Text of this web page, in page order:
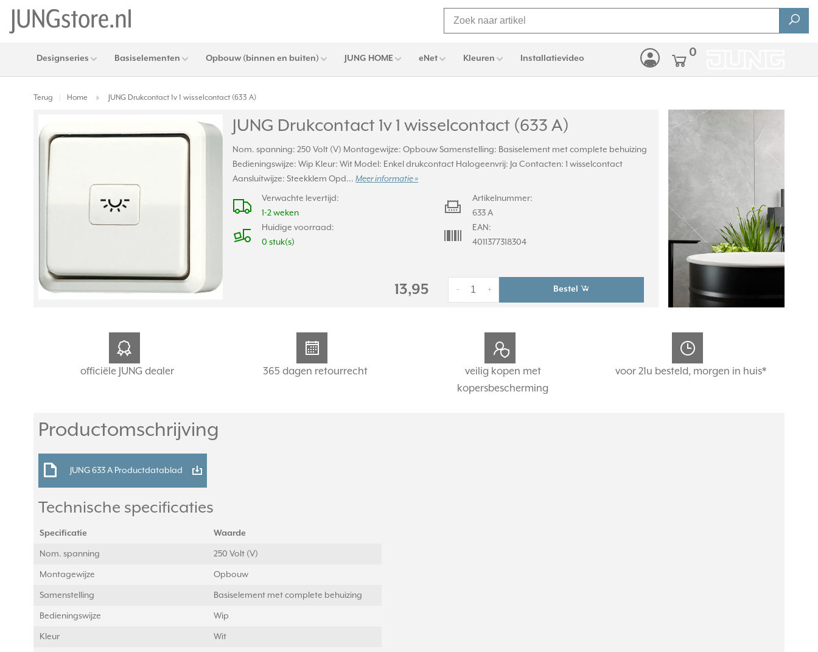
Designseries Basiselementen Opbouw (binnen en buiten) JUNG HOME eNet Kleuren Installatievideo 0
Terug Home JUNG Drukcontact 1v 1 wisselcontact (633 A)
JUNG Drukcontact 1v 1 wisselcontact (633 A)
Nom. spanning: 250 Volt (V) Montagewijze: Opbouw Samenstelling: Basiselement met complete behuizing
Bedieningswijze: Wip Kleur: Wit Model: Enkel drukcontact Halogeenvrij: Ja Contacten: 1 wisselcontact
Aansluitwijze: Steekklem Opd...Meer informatie »
Verwachte levertijd:
1-2 weken
Huidige voorraad:
0 stuk(s)
Artikelnummer:
633 A
EAN:
4011377318304
13,95 +
- Bestel
officiële JUNG dealer 365 dagen retourrecht
veilig kopen met
kopersbescherming
voor 21u besteld, morgen in huis*
Productomschrijving
JUNG 633 A Productdatablad
Technische specificaties
Specificatie Waarde
Nom. spanning 250 Volt (V)
Montagewijze Opbouw
Samenstelling Basiselement met complete behuizing
Bedieningswijze Wip
Kleur Wit